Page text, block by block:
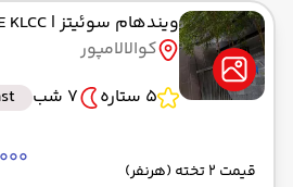
ویندهام سوئیتز| WYNDHAM SUITE KLCC
کوالالامپور
5 ستاره
7 شب
قیمت 2 تخته (هرنفر)